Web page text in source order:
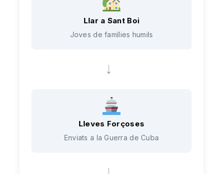
Llar a Sant Boi
Joves de famílies humils
→
Lleves Forçoses
Enviats a la Guerra de Cuba